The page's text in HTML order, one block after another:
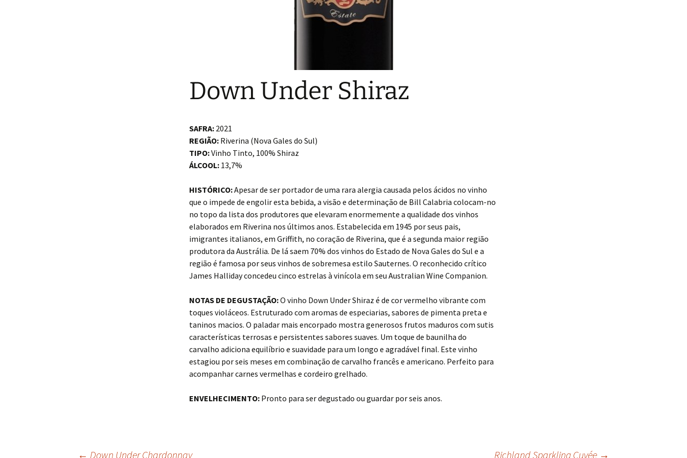
Down Under Shiraz
SAFRA: 2021
REGIÃO: Riverina (Nova Gales do Sul)
TIPO:Vinho Tinto, 100% Shiraz
ÁLCOOL: 13,7%
HISTÓRICO:Apesar de ser portador de uma rara alergia causada pelos ácidos no vinho
que o impede de engolir esta bebida, a visão e determinação de Bill Calabria colocam-no
no topo da lista dos produtores que elevaram enormemente a qualidade dos vinhos
elaborados em Riverina nos últimos anos. Estabelecida em 1945 por seus pais,
imigrantes italianos, em Griffith, no coração de Riverina, que é a segunda maior região
produtora da Austrália. De lá saem 70% dos vinhos do Estado de Nova Gales do Sul e a
região é famosa por seus vinhos de sobremesa estilo Sauternes. O reconhecido crítico
James Halliday concedeu cinco estrelas à vinícola em seu Australian Wine Companion.
NOTAS DE DEGUSTAÇÃO:O vinho Down Under Shiraz é de cor vermelho vibrante com
toques violáceos. Estruturado com aromas de especiarias, sabores de pimenta preta e
taninos macios. O paladar mais encorpado mostra generosos frutos maduros com sutis
características terrosas e persistentes sabores suaves. Um toque de baunilha do
carvalho adiciona equilíbrio e suavidade para um longo e agradável final. Este vinho
estagiou por seis meses em combinação de carvalho francês e americano. Perfeito para
acompanhar carnes vermelhas e cordeiro grelhado.
ENVELHECIMENTO: Pronto para ser degustado ou guardar por seis anos.
← Down Under Chardonnay Richland Sparkling Cuvée →